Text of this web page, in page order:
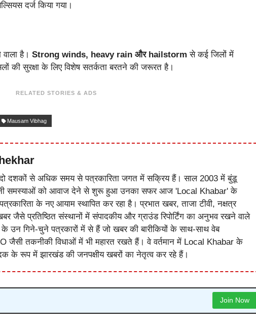
दर्ज किया गया।
है। Strong winds, heavy rain और hailstorm से कई जिलों में
की सुरक्षा के लिए विशेष सतर्कता बरतने की जरूरत है।
RELATED STORIES & ADS
Mausam Vibhag
दशकों से अधिक समय से पत्रकारिता जगत में सक्रिय हैं। साल 2003 में बुंडू
समस्याओं को आवाज देने से शुरू हुआ उनका सफर आज 'Local Khabar' के
के नए आयाम स्थापित कर रहा है। प्रभात खबर, ताजा टीवी, नक्षत्र
जैसे प्रतिष्ठित संस्थानों में संपादकीय और ग्राउंड रिपोर्टिंग का अनुभव रखने वाले
उन गिने-चुने पत्रकारों में से हैं जो खबर की बारीकियों के साथ-साथ वेब
जैसी तकनीकी विधाओं में भी महारत रखते हैं। वे वर्तमान में Local Khabar के
के रूप में झारखंड की जनपक्षीय खबरों का नेतृत्व कर रहे हैं।
Join Now